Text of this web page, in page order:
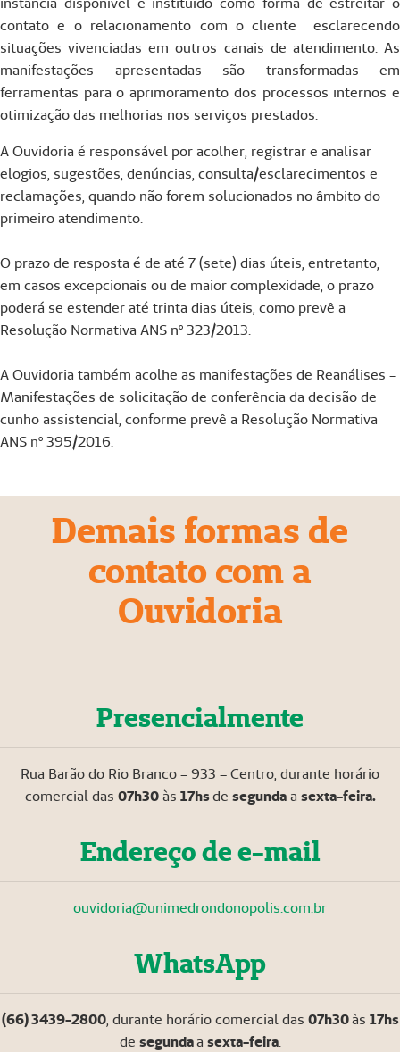
contato e o relacionamento com o cliente esclarecendo
situações vivenciadas em outros canais de atendimento. As
manifestações apresentadas são transformadas em
ferramentas para o aprimoramento dos processos internos e
otimização das melhorias nos serviços prestados.
A Ouvidoria é responsável por acolher, registrar e analisar
elogios, sugestões, denúncias, consulta/esclarecimentos e
reclamações, quando não forem solucionados no âmbito do
primeiro atendimento.
O prazo de resposta é de até 7 (sete) dias úteis, entretanto,
em casos excepcionais ou de maior complexidade, o prazo
poderá se estender até trinta dias úteis, como prevê a
Resolução Normativa ANS nº 323/2013.
A Ouvidoria também acolhe as manifestações de Reanálises -
Manifestações de solicitação de conferência da decisão de
cunho assistencial, conforme prevê a Resolução Normativa
ANS nº 395/2016.
Demais formas de
contato com a
Ouvidoria
Presencialmente
Rua Barão do Rio Branco – 933 – Centro, durante horário
comercial das 07h30às 17hsde segundaa sexta-feira.
Endereço de e-mail
ouvidoria@unimedrondonopolis.com.br
WhatsApp
(66) 3439-2800, durante horário comercial das 07h30às 17hs
de segundaa sexta-feira.